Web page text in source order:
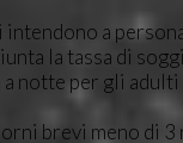
intendono a
la tassa di
a notte per gli
brevi meno di